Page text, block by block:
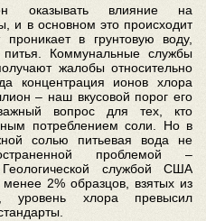
оказывать влияние на
и в основном это происходит
в грунтовую воду,
Коммунальные службы
жалобы относительно
концентрация ионов хлора
– наш вкусовой порог его
вопрос для тех, кто
потреблением соли. Но в
солью питьевая вода не
проблемой –
службой США
2% образцов, взятых из
уровень хлора превысил